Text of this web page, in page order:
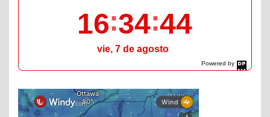
Powered by
DaysPedia.com
16 34 45
vie, 7 de agosto